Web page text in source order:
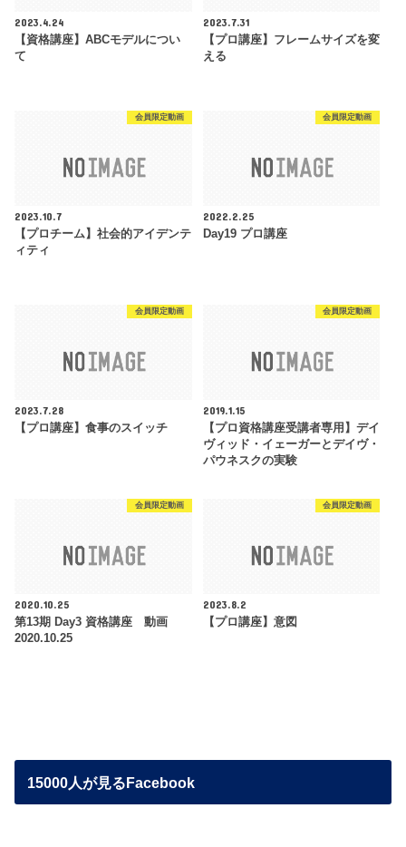
2023.4.24
【資格講座】ABCモデルについ
て
2023.7.31
【プロ講座】フレームサイズを変
える
会員限定動画
2023.10.7
【プロチーム】社会的アイデンテ
ィティ
会員限定動画
2022.2.25
Day19 プロ講座
会員限定動画
2023.7.28
【プロ講座】食事のスイッチ
会員限定動画
2019.1.15
【プロ資格講座受講者専用】デイ
ヴィッド・イェーガーとデイヴ・
パウネスクの実験
会員限定動画
2020.10.25
第13期 Day3 資格講座 動画
2020.10.25
会員限定動画
2023.8.2
【プロ講座】意図
15000人が見るFacebook